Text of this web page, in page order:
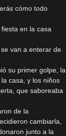
cómo todo
en la casa
van a enterar de
su primer golpe, la
casa, y los niños
que saboreaba
de la
cambiarla,
junto a la